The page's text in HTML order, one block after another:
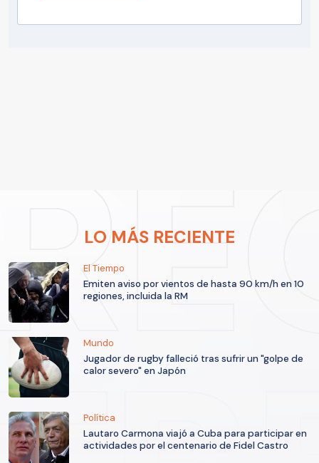
LO MÁS RECIENTE
El Tiempo
Emiten aviso por vientos de hasta 90 km/h en 10
regiones, incluida la RM
Mundo
Jugador de rugby falleció tras sufrir un "golpe de
calor severo" en Japón
Política
Lautaro Carmona viajó a Cuba para participar en
actividades por el centenario de Fidel Castro